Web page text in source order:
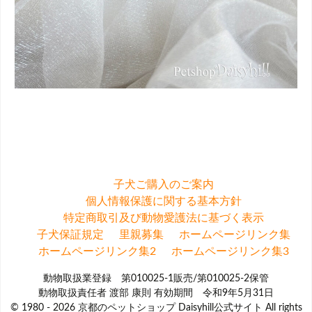
子犬ご購入のご案内
個人情報保護に関する基本方針
特定商取引及び動物愛護法に基づく表示
子犬保証規定
里親募集
ホームページリンク集
ホームページリンク集2
ホームページリンク集3
動物取扱業登録 第010025-1販売/第010025-2保管
動物取扱責任者 渡部 康則 有効期間 令和9年5月31日
© 1980 - 2026 京都のペットショップ Daisyhill公式サイト All rights